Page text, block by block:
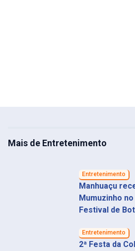
Mais de Entretenimento
Entretenimento
Manhuaçu
Mumuzinho
Festival de
Entretenimento
2ª Festa da